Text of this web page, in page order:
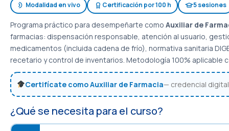
Modalidad en vivo Certificación por 100 h 5 sesiones
Programa práctico para desempeñarte como Auxiliar de
farmacias: dispensación responsable, atención al usuario,
medicamentos (incluida cadena de frío), normativa sanitaria
recetario y control de inventarios. Metodología 100% aplicable
Certifícate como Auxiliar de Farmacia— credencial
¿Qué se necesita para el curso?